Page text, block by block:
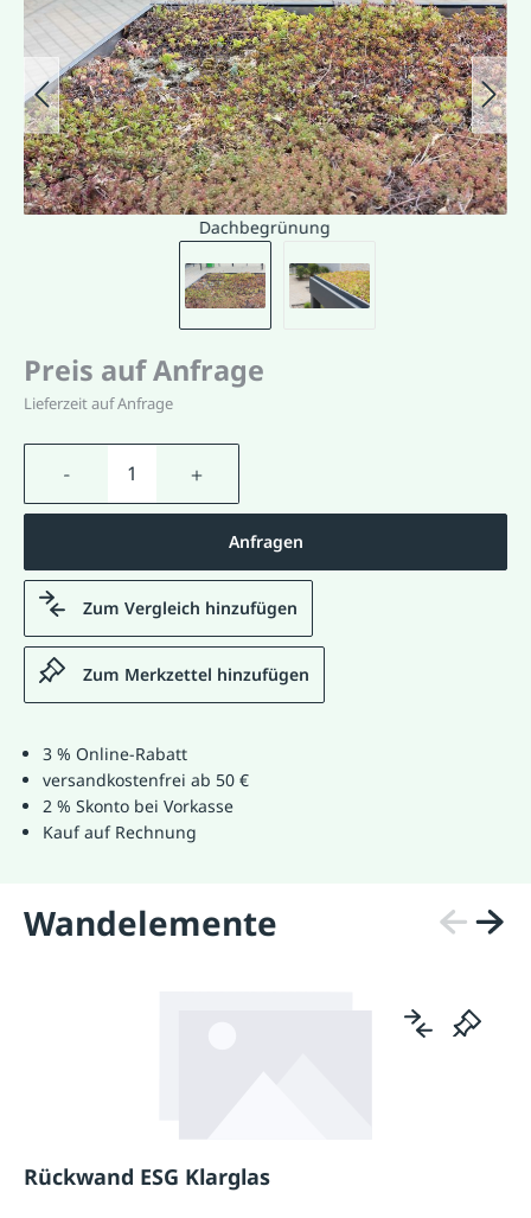
Dachbegrünung
Preis auf Anfrage
Lieferzeit auf Anfrage
Produkt Anzahl: Gib den gewünschten
Anfragen
Zum Vergleich hinzufügen
Zum Merkzettel hinzufügen
3 % Online-Rabatt
versandkostenfrei ab 50 €
2 % Skonto bei Vorkasse
Kauf auf Rechnung
Wandelemente
Rückwand ESG Klarglas